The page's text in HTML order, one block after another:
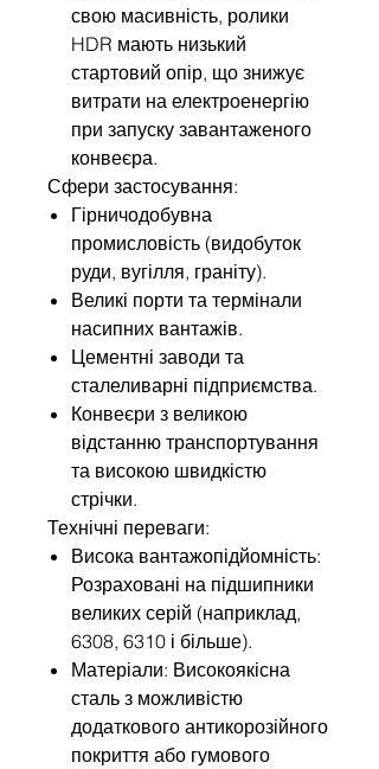
свою масивність, ролики
HDR мають низький
стартовий опір, що знижує
витрати на електроенергію
при запуску завантаженого
конвеєра.
Сфери застосування:
Гірничодобувна
промисловість (видобуток
руди, вугілля, граніту).
Великі порти та термінали
насипних вантажів.
Цементні заводи та
сталеливарні підприємства.
Конвеєри з великою
відстанню транспортування
та високою швидкістю
стрічки.
Технічні переваги:
Висока вантажопідйомність:
Розраховані на підшипники
великих серій (наприклад,
6308, 6310 і більше).
Матеріали: Високоякісна
сталь з можливістю
додаткового антикорозійного
покриття або гумового